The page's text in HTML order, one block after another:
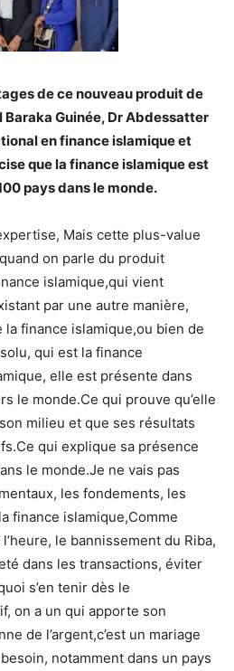
de ce nouveau produit de
Guinée, Dr Abdessatter
en finance islamique et
que la finance islamique est
pays dans le monde.
Mais cette plus-value
on parle du produit
islamique,qui vient
par une autre manière,
finance islamique,ou bien de
qui est la finance
elle est présente dans
le monde.Ce qui prouve qu’elle
milieu et que ses résultats
qui explique sa présence
le monde.Je ne vais pas
les fondements, les
finance islamique,Comme
le bannissement du Riba,
dans les transactions, éviter
s’en tenir dès le
on a un qui apporte son
de l’argent,c’est un mariage
notamment dans un pays